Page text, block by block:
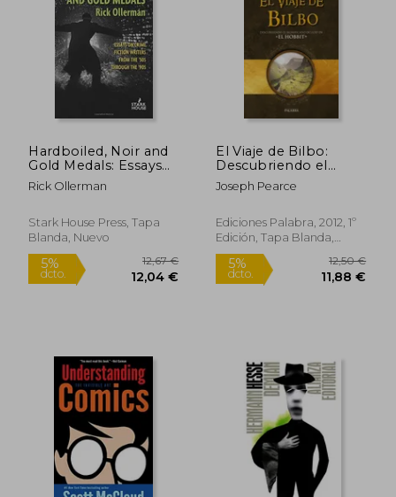
5%
dcto. 28,84 €
5%
dcto.
Hardboiled, Noir and
Gold Medals: Essays
on Crime Fiction
Writers From the '50s
Rick Ollerman
Stark House Press, Tapa
Blanda, Nuevo
El Viaje de Bilbo:
Descubriendo el
Significado Oculto en
el Hobbit
Joseph Pearce
Ediciones Palabra, 2012, 1º
Edición, Tapa Blanda,
Nuevo